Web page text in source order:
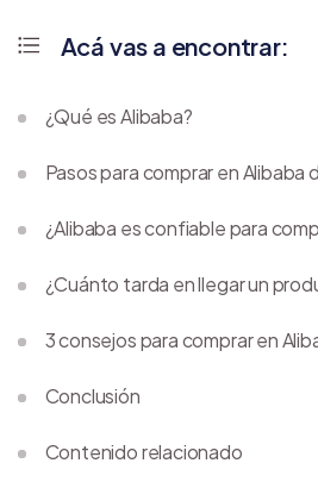
Acá vas a encontrar:
¿Qué es Alibaba?
Pasos para comprar en Alibaba
¿Alibaba es confiable para
¿Cuánto tarda en llegar un
3 consejos para comprar en
Conclusión
Contenido relacionado